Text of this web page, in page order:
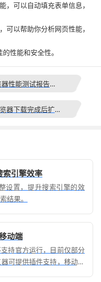
，可以自动填充表单信息，
可以帮助你分析网页性能，
性能和安全性。
2025年谷歌浏览器性能测试报告及优化方案详解
安卓设备谷歌浏览器下载完成后扩展程序导入与管理
引擎效率
设置，提升搜索引擎的效
结果。
动端
持官方运行，目前仅部分
可提供插件支持，移动端